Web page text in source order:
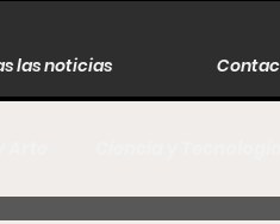
las noticias